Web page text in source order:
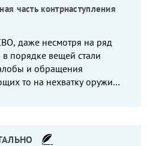
часть контрнаступления
даже несмотря на ряд
порядке вещей стали
и обращения
то на нехватку оружия,